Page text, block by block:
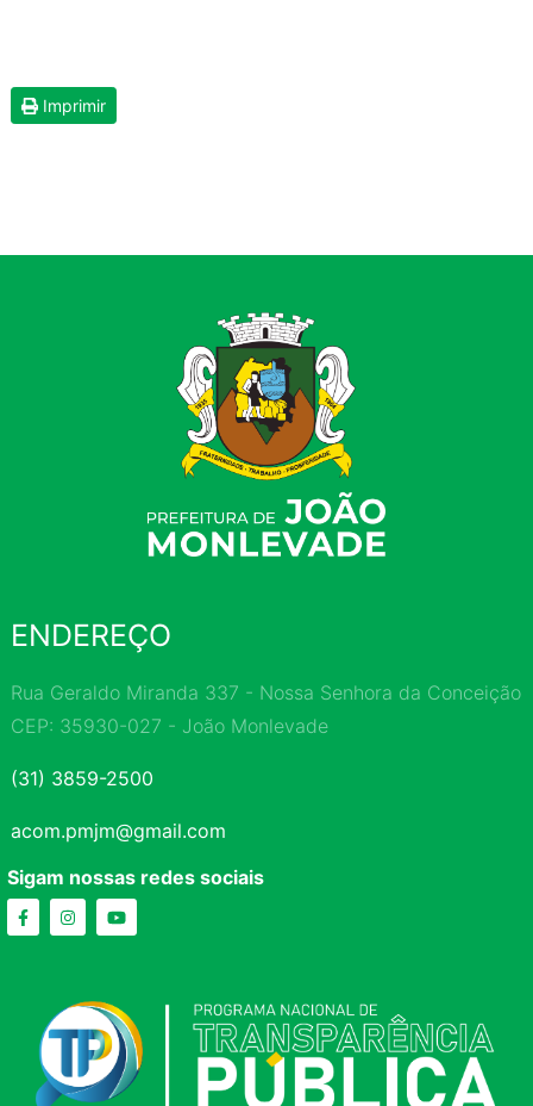
Imprimir
ENDEREÇO
Rua Geraldo Miranda 337 - Nossa Senhora da Conceição
CEP: 35930-027 - João Monlevade
(31) 3859-2500
acom.pmjm@gmail.com
Sigam nossas redes sociais